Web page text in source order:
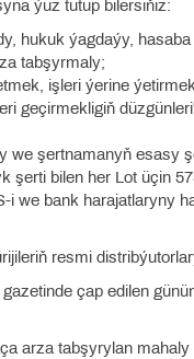
ýüz tutup bilersiňiz:
hukuk ýagdaýy,
tabşyrmaly;
işleri ýerine
geçirmekligiň
we şertnamanyň esasy
şerti bilen her Lot üçin
we bank harajatlaryny
resmi
çap edilen
arza tabşyrylan mahaly